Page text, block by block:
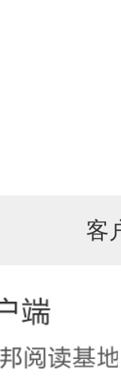
客